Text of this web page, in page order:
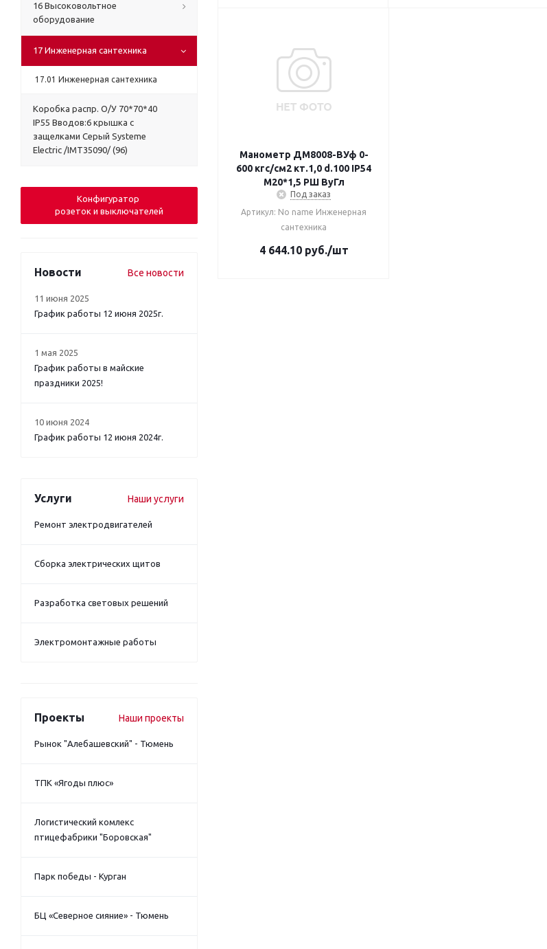
Манометр ДМ8008-ВУф 0-
600 кгс/см2 кт.1,0 d.100 IP54
M20*1,5 РШ ВуГл
Под заказ
Артикул: No name Инженерная
сантехника
4 644.10руб./шт
16 Высоковольтное
оборудование
17 Инженерная сантехника
17.01 Инженерная сантехника
Коробка распр. О/У 70*70*40
IP55 Вводов:6 крышка с
защелками Серый Systeme
Electric /IMT35090/ (96)
Конфигуратор
розеток и выключателей
Новости Все новости
11 июня 2025
График работы 12 июня 2025г.
1 мая 2025
График работы в майские
праздники 2025!
10 июня 2024
График работы 12 июня 2024г.
Услуги Наши услуги
Ремонт электродвигателей
Сборка электрических щитов
Разработка световых решений
Электромонтажные работы
Проекты Наши проекты
Рынок "Алебашевский" - Тюмень
ТПК «Ягоды плюс»
Логистический комлекс
птицефабрики "Боровская"
Парк победы - Курган
БЦ «Северное сияние» - Тюмень